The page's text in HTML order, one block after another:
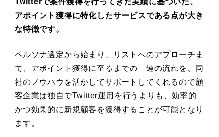
アポイント獲得に特化したサービスである点が大き
な特徴です。
ペルソナ選定から始まり、リストへのアプローチま
で、アポイント獲得に至るまでの一連の流れを、同
社のノウハウを活かしてサポートしてくれるので顧
客企業は独自でTwitter運用を行うよりも、効率的
かつ効果的に新規顧客を獲得することが可能となり
ます。